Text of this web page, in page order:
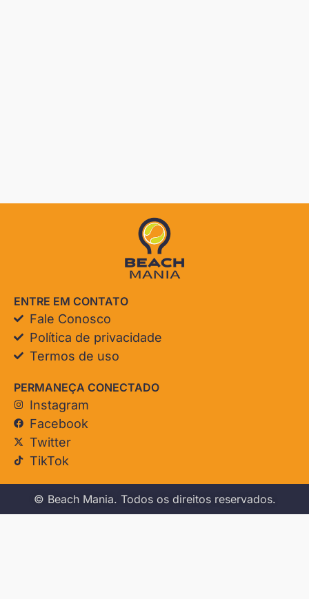
ENTRE EM CONTATO
Fale Conosco
Política de privacidade
Termos de uso
PERMANEÇA CONECTADO
Instagram
Facebook
Twitter
TikTok
© Beach Mania. Todos os direitos reservados.